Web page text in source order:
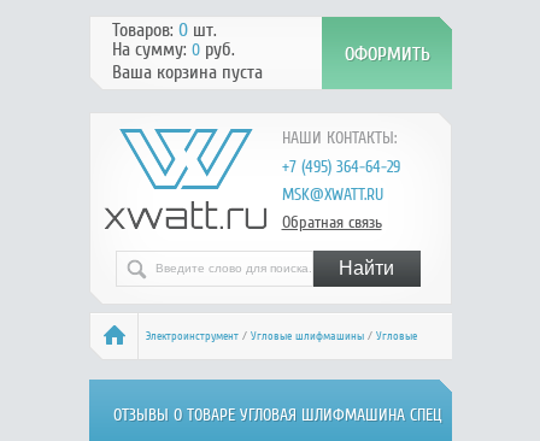
НАШИ КОНТАКТЫ:
+7 (495) 364-64-29
MSK@XWATT.RU
Обратная связь
Товаров: 0шт.
На сумму: 0руб.
Ваша корзина пуста
Электроинструмент/ Угловые шлифмашины/ Угловые
шлифмашины 115-125/СПЕЦ БШУ-600/ Отзывы
ОТЗЫВЫ О ТОВАРЕ УГЛОВАЯ ШЛИФМАШИНА СПЕЦ